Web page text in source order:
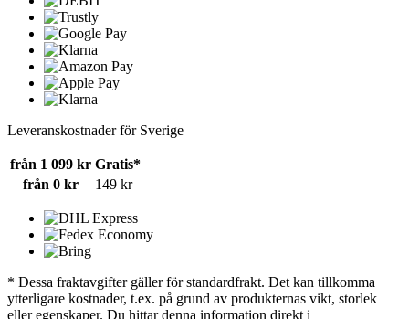
Leveranskostnader för Sverige
från 1 099 kr Gratis*
från 0 kr
149 kr
* Dessa fraktavgifter gäller för standardfrakt. Det kan tillkomma
ytterligare kostnader, t.ex. på grund av produkternas vikt, storlek
eller egenskaper. Du hittar denna information direkt i